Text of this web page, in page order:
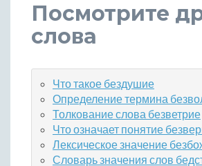
Посмотрите
слова
Что такое бездушие
Определение термина
Толкование слова безветрие
Что означает понятие
Лексическое значение
Словарь значения слов